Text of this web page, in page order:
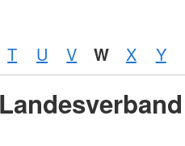
T U V W X Y
Landesverband